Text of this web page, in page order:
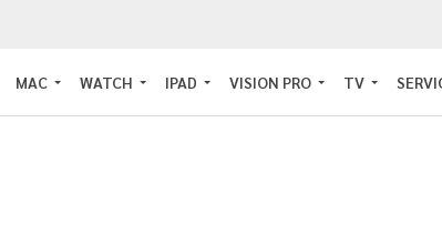
MAC WATCH IPAD VISION PRO TV